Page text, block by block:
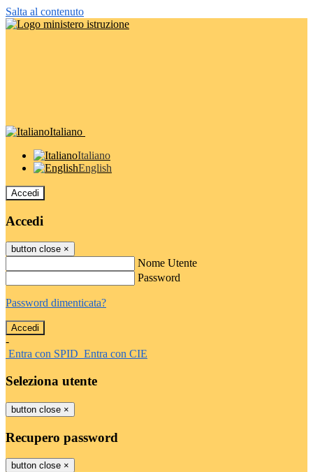
Salta al contenuto
Italiano
Italiano
English
Accedi
Accedi
button close ×
Nome Utente
Password
Password dimenticata?
-
Entra con SPID Entra con CIE
Seleziona utente
button close ×
Recupero password
button close ×